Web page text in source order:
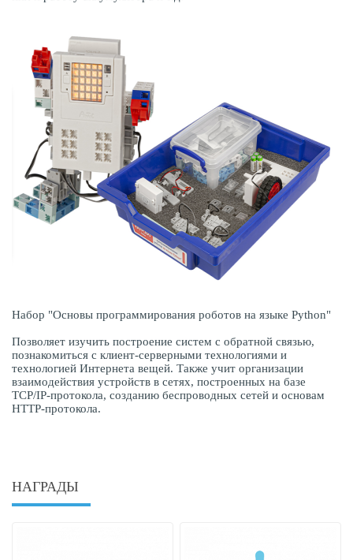
Набор "Основы программирования роботов на языке Python"
Позволяет изучить построение систем с обратной связью,
познакомиться с клиент-серверными технологиями и
технологией Интернета вещей. Также учит организации
взаимодействия устройств в сетях, построенных на базе
TCP/IP-протокола, созданию беспроводных сетей и основам
HTTP-протокола.
НАГРАДЫ